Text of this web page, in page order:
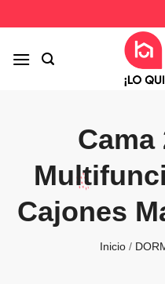
al
Cama
Cajones
Inicio /